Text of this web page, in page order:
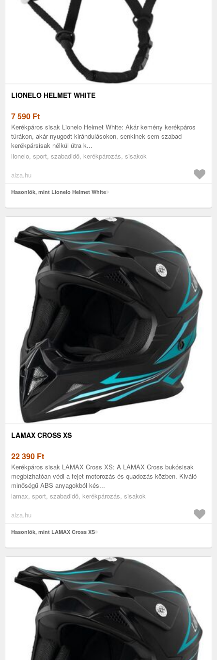
LIONELO HELMET WHITE
7 590 Ft
Kerékpáros sisak Lionelo Helmet White: Akár kemény kerékpáros
túrákon, akár nyugodt kirándulásokon, senkinek sem szabad
kerékpársisak nélkül útra k...
lionelo, sport, szabadidő, kerékpározás, sisakok
alza.hu
Hasonlók, mint Lionelo Helmet White
LAMAX CROSS XS
22 390 Ft
Kerékpáros sisak LAMAX Cross XS: A LAMAX Cross bukósisak
megbízhatóan védi a fejet motorozás és quadozás közben. Kiváló
minőségű ABS anyagokból kés...
lamax, sport, szabadidő, kerékpározás, sisakok
alza.hu
Hasonlók, mint LAMAX Cross XS